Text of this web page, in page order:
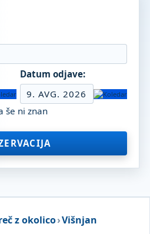
Datum odjave:
9. AVG. 2026
še ni znan
z okolico›Višnjan